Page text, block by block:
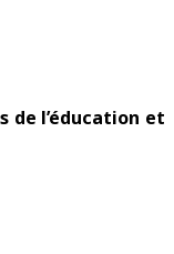
de l’éducation et